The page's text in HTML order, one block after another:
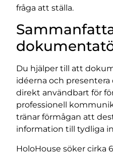
fråga att ställa.
Du hjälper till att
idéerna och
direkt användbart för
professionell
tränar förmågan att
information till tydliga
HoloHouse söker cirka